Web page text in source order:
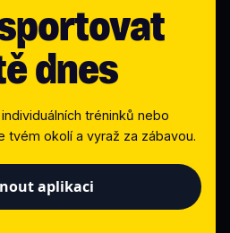
dnes
tréninků nebo
tvém okolí a vyraž za zábavou.
aplikaci